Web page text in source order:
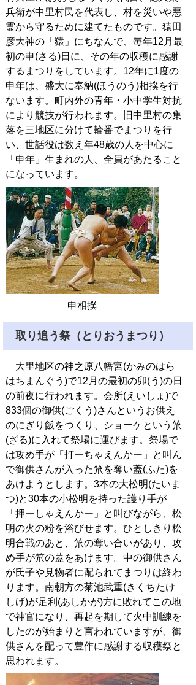
兵衛が中里村民を代表し、村を災いや悪
霊から守るために建てたものです。猿田
彦大神の「猿」にちなんで、毎年12月最
初の申(さる)日に、その年の収穫に感謝
するまつりをしています。12年に1度の
申年は、盛大に奉納(ほうのう)相撲を行
ないます。町内外の青年・小中学生対抗
により競技が行われます。旧中里村の集
落を三地区に分けて輪番でまつりを行
い、世話役は数え年48歳の人を中心に
「申年」生まれの人、全員があたること
になっています。
申相撲
取り追う祭（とりおうまつり）
大里地区の神之原八幡宮(かみのはら
はちまんぐう)で12月の最初の卯(う)の日
の前夜に行われます。会所(えいしょ)で
833個の御供(ごくう)さんというお供え
のにぎり飯をつくり、ショーケという笊
(ざる)に入れて祭場に運びます。祭場で
は攻め手が「打ーちゃえんかー」と叫ん
で御供さんが入った笊を奪い蓋(ふた)を
あけようとします。3本の大松明(たいま
つ)と30本の小松明を持った護り手が
「押ーしゃえんかー」と叫びながら、松
明の火の粉を浴びせます。ひとしきり松
明合戦のあと、笊の奪い合いがあり、攻
め手が笊の蓋をあけます。中の御供さん
が氏子や見物者に配られてまつりは終わ
ります。南朝方の菊池武重(きくちたけ
しげ)が足利(あしかが)方に敗れてこの地
で神官になり、再起を期して火中訓練を
したのが始まりと言われていますが、御
供さんを配って豊作に感謝する収穫祭と
思われます。